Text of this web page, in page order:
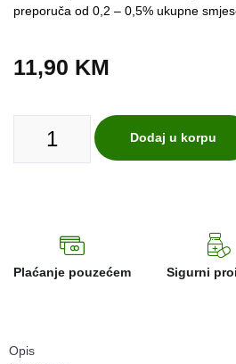
preporuča od 0,2 – 0,5% ukupne
11,90 KM
Dodaj u korpu
Plaćanje pouzećem Sigurni
Opis